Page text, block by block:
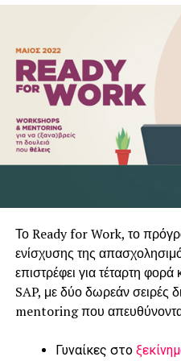
Το Ready for Work, το
ενίσχυσης της
επιστρέφει για τέταρτη
SAP, με δύο δωρεάν σειρές
mentoring που
Γυναίκες στο